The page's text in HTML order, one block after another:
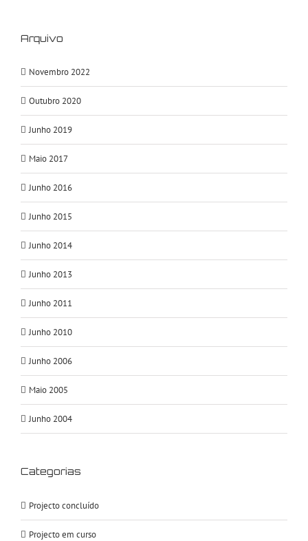
Arquivo
Novembro 2022
Outubro 2020
Junho 2019
Maio 2017
Junho 2016
Junho 2015
Junho 2014
Junho 2013
Junho 2011
Junho 2010
Junho 2006
Maio 2005
Junho 2004
Categorias
Projecto concluído
Projecto em curso